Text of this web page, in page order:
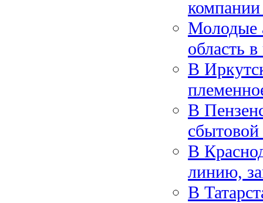
Молодые
область
В
В
сбытовой
В
линию,
В